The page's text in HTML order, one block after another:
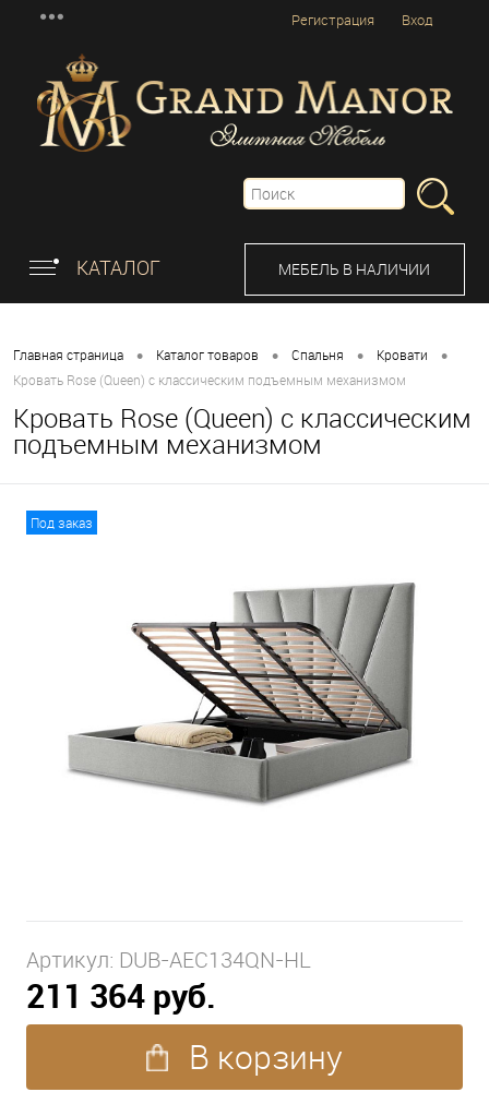
Вход
Регистрация
КАТАЛОГ МЕБЕЛЬ В НАЛИЧИИ
Главная страница • Каталог товаров • Спальня • Кровати •
Кровать Rose (Queen) с классическим подъемным механизмом
Кровать Rose (Queen) с классическим
подъемным механизмом
Под заказ
Артикул: DUB-AEC134QN-HL
211 364 руб.
В корзину